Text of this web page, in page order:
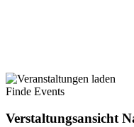
Finde Events
Verstaltungsansicht